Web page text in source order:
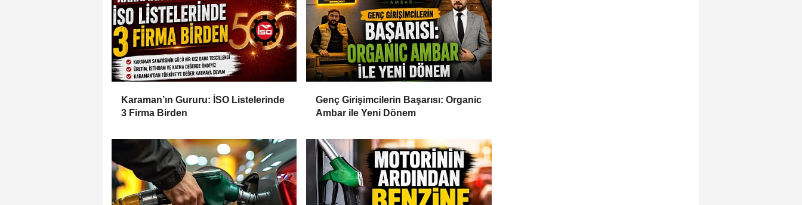
Karaman’ın Gururu: İSO Listelerinde
3 Firma Birden
Genç Girişimcilerin Başarısı: Organic
Ambar ile Yeni Dönem